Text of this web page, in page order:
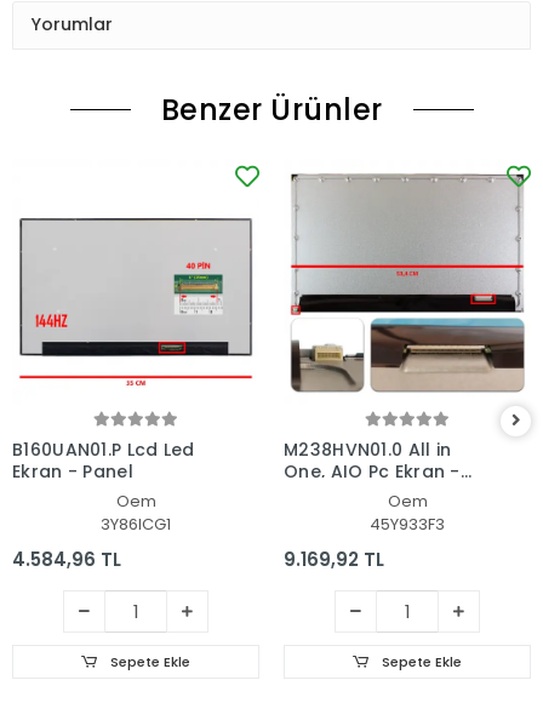
Yorumlar
Benzer Ürünler
B160UAN01.P Lcd Led
Ekran - Panel
Oem
3Y86ICG1
4.584,96 TL
Sepete Ekle
M238HVN01.0 All in
One, AIO Pc Ekran -
Oem
45Y933F3
9.169,92 TL
Sepete Ekle